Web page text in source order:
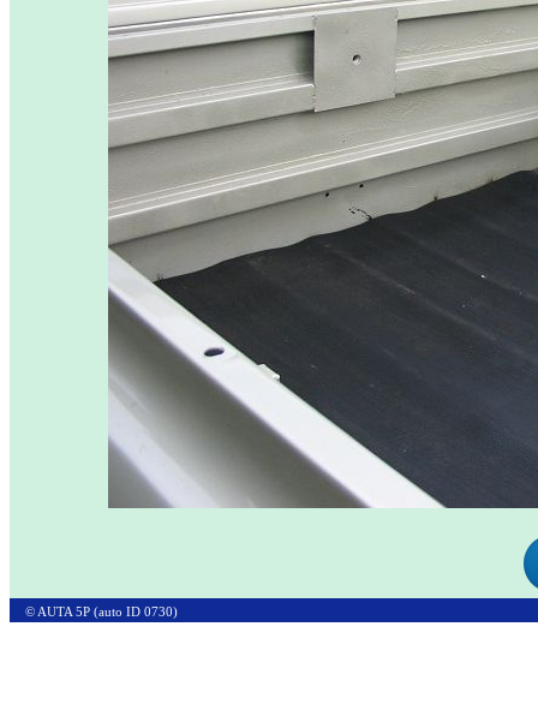
© AUTA 5P (auto ID 0730)